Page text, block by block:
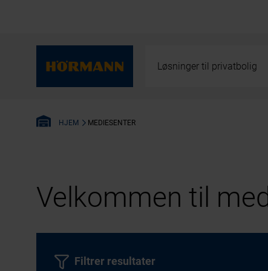
Løsninger til privatbolig
HJEM MEDIESENTER
Velkommen til
Filtrer resultater